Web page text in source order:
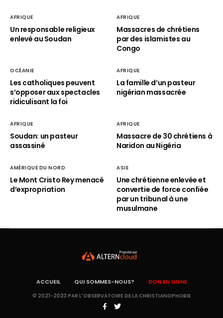
AFRIQUE
Un responsable religieux
enlevé au Soudan
AFRIQUE
Massacres de chrétiens
par des islamistes au
Congo
OCÉANIE
Les catholiques peuvent
s’opposer aux spectacles
ridiculisant la foi
AFRIQUE
La famille d’un pasteur
nigérian massacrée
AFRIQUE
Soudan: un pasteur
assassiné
AFRIQUE
Massacre de 30 chrétiens à
Naridon au Nigéria
AMÉRIQUE DU NORD
Le Mont Cristo Rey menacé
d’expropriation
ASIE
Une chrétienne enlevée et
convertie de force confiée
par un tribunal à une
musulmane
ACCUEIL QUI SOMMES-NOUS? DON EN LIGNE
© 2021-2023 PAR L'OBSERVATOIRE DE LA CHRISTIANOPHOBIE